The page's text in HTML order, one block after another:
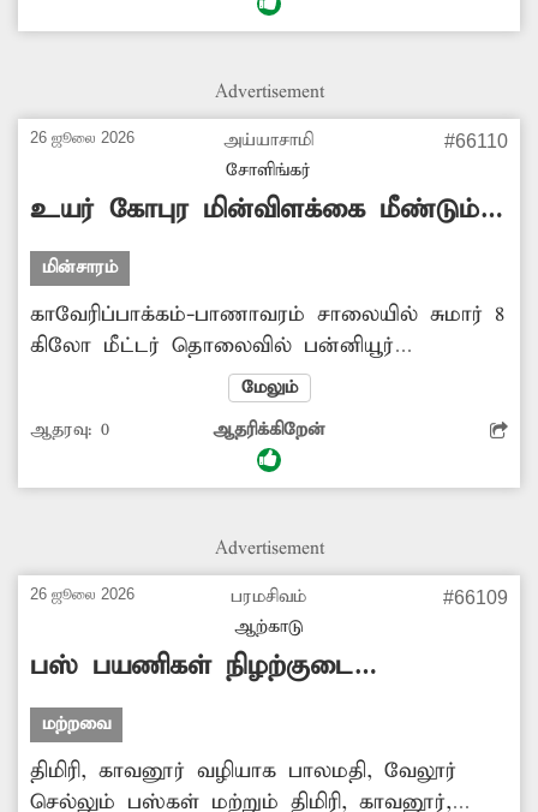
சாலையாக இல்லாமல் உள்ளது. திமிரி ஒன்றிய
கன்னடிபாளையத்தில் இருந்து சாம்பசிவபுரம்
சாலையாக அமைத்துத் தர வேண்டும்.
-மணிவண்ணன், காவனூர்.
Advertisement
26 ஜூலை 2026
அய்யாசாமி
சோளிங்கர்
#66110
உயர் கோபுர மின்விளக்கை மீண்டும்
அமைப்பார்களா?
மின்சாரம்
காவேரிப்பாக்கம்-பாணாவரம் சாலையில் சுமார் 8
கிலோ மீட்டர் தொலைவில் பன்னியூர்
கூட்டுரோடு உள்ளது. இப்பகுதியில் வாலாஜா-
பனப்பாக்கம், காவேரிப்பாக்கம்-சோளிங்கர்
நெடுஞ்சாலைகள் சந்திக்கின்றன. பன்னியூர்
கூட்ரோட்டில் ரூ.7 லட்சத்தில் அமைக்கப்பட்ட
விரிவாக்கப் பணிக்காக அகற்றினர். சாலை
விளக்கை அதே இடத்தில் அமைக்கவில்லை.
அந்த பகுதி இருள் சூழ்ந்து காணப்படுவதால்
இரவில் மக்களுக்கும், வாகன ஓட்டிகளுக்கும்
சிரமமாக உள்ளது. உயர் கோபுர மின்
விளக்கை...
மேலும்
ஆதரவு: 0 ஆதரிக்கிறேன்
Advertisement
26 ஜூலை 2026
பரமசிவம்
ஆற்காடு
#66109
பஸ் பயணிகள் நிழற்குடை
அமைக்கப்படுமா?
மற்றவை
திமிரி, காவனூர் வழியாக பாலமதி, வேலூர்
செல்லும் பஸ்கள் மற்றும் திமிரி, காவனூர்,